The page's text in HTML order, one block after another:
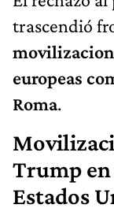
trascendió
europeas
Roma.
Trump en
Estados